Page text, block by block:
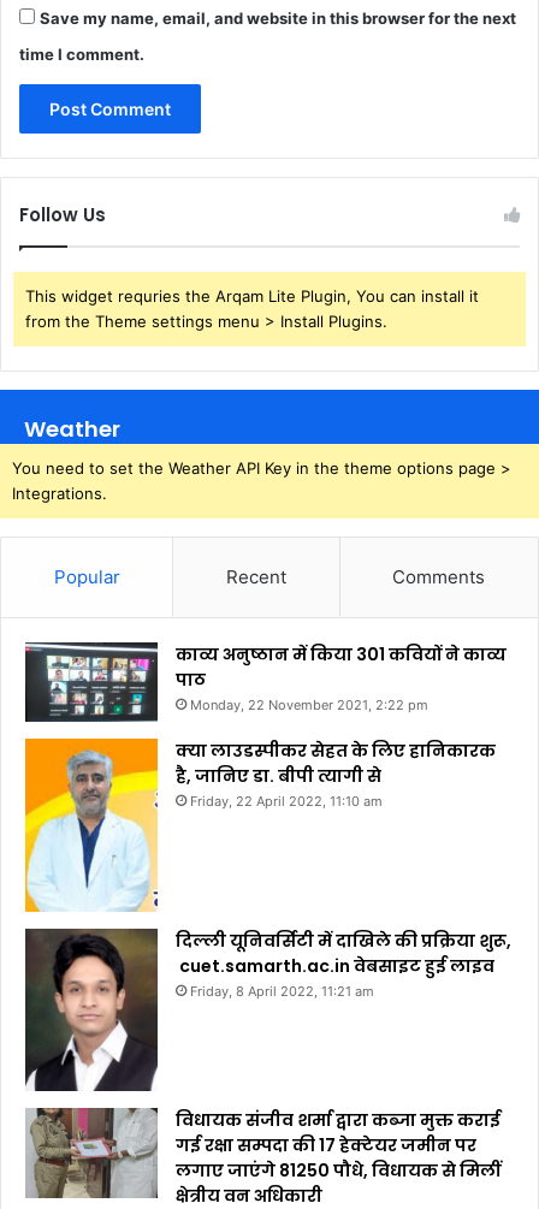
Save my name, email, and website in this browser for the next
time I comment.
Follow Us
This widget requries the Arqam Lite Plugin, You can install it
from the Theme settings menu > Install Plugins.
Weather
You need to set the Weather API Key in the theme options page >
Integrations.
Popular Recent Comments
काव्य अनुष्ठान में किया 301 कवियों ने काव्य
पाठ
Monday, 22 November 2021, 2:22 pm
क्या लाउडस्पीकर सेहत के लिए हानिकारक
है, जानिए डा. बीपी त्यागी से
Friday, 22 April 2022, 11:10 am
दिल्ली यूनिवर्सिटी में दाखिले की प्रक्रिया शुरू,
cuet.samarth.ac.in वेबसाइट हुई लाइव
Friday, 8 April 2022, 11:21 am
विधायक संजीव शर्मा द्वारा कब्जा मुक्त कराई
गई रक्षा सम्पदा की 17 हेक्टेयर जमीन पर
लगाए जाएंगे 81250 पौधे, विधायक से मिलीं
क्षेत्रीय वन अधिकारी